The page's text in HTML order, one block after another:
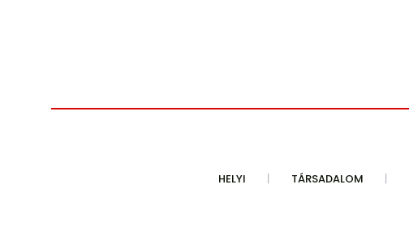
HELYI TÁRSADALOM